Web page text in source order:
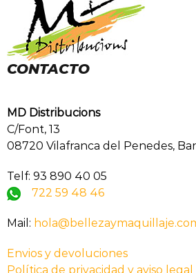
CONTACTO
MD Distribucions
C/Font, 13
08720 Vilafranca del Penedes,
Telf: 93 890 40 05
722 59 48 46
Mail:
Envios y devoluciones
Política de privacidad y aviso legal